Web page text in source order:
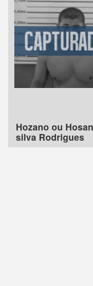
Hozano ou
silva Rodrigues